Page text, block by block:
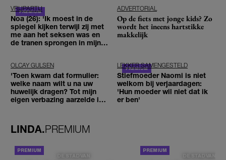
VRIJPARTIJ
Noa (26): 'Ik moest in de
spiegel kijken terwijl zij met
me aan het seksen was en
de tranen sprongen in mijn
ADVERTORIAL
Op de fiets met jonge kids? Zo
wordt het ineens hartstikke
makkelijk
OLCAY GULSEN
'Toen kwam dat formulier:
welke naam wilt u na uw
huwelijk dragen? Tot mijn
eigen verbazing aarzelde ik
LEKKER SAMENGESTELD
Stiefmoeder Naomi is niet
welkom bij verjaardagen:
'Hun moeder wil niet dat ik
er ben'
LINDA.PREMIUM
DE STAD VAN DE STAD VAN